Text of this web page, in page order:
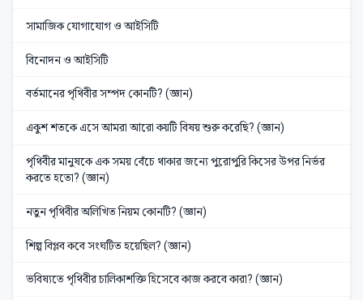
সামাজিক যোগাযোগ ও আইসিটি
বিনোদন ও আইসিটি
বর্তমানের পৃথিবীর সম্পদ কোনটি? (জ্ঞান)
একুশ শতকে এসে আমরা আরো কয়টি বিষয় শুরু করেছি? (জ্ঞান)
পৃথিবীর মানুষকে এক সময় বেঁচে থাকার জন্যে পুরোপুরি কিসের উপর নির্ভর
করতে হতো? (জ্ঞান)
নতুন পৃথিবীর অলিখিত নিয়ম কোনটি? (জ্ঞান)
শিল্প বিপ্লব কবে সংঘটিত হয়েছিল? (জ্ঞান)
ভবিষ্যতে পৃথিবীর চালিকাশক্তি হিসেবে কাজ করবে কারা? (জ্ঞান)